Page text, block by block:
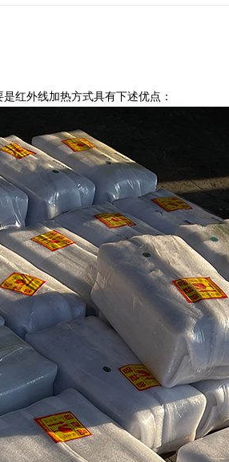
红外线加热方式具有下述优点：